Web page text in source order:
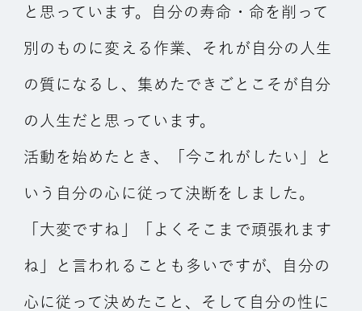
と思っています。自分の寿命・命を削って
別のものに変える作業、それが自分の人生
の質になるし、集めたできごとこそが自分
の人生だと思っています。
活動を始めたとき、「今これがしたい」と
いう自分の心に従って決断をしました。
「大変ですね」「よくそこまで頑張れます
ね」と言われることも多いですが、自分の
心に従って決めたこと、そして自分の性に